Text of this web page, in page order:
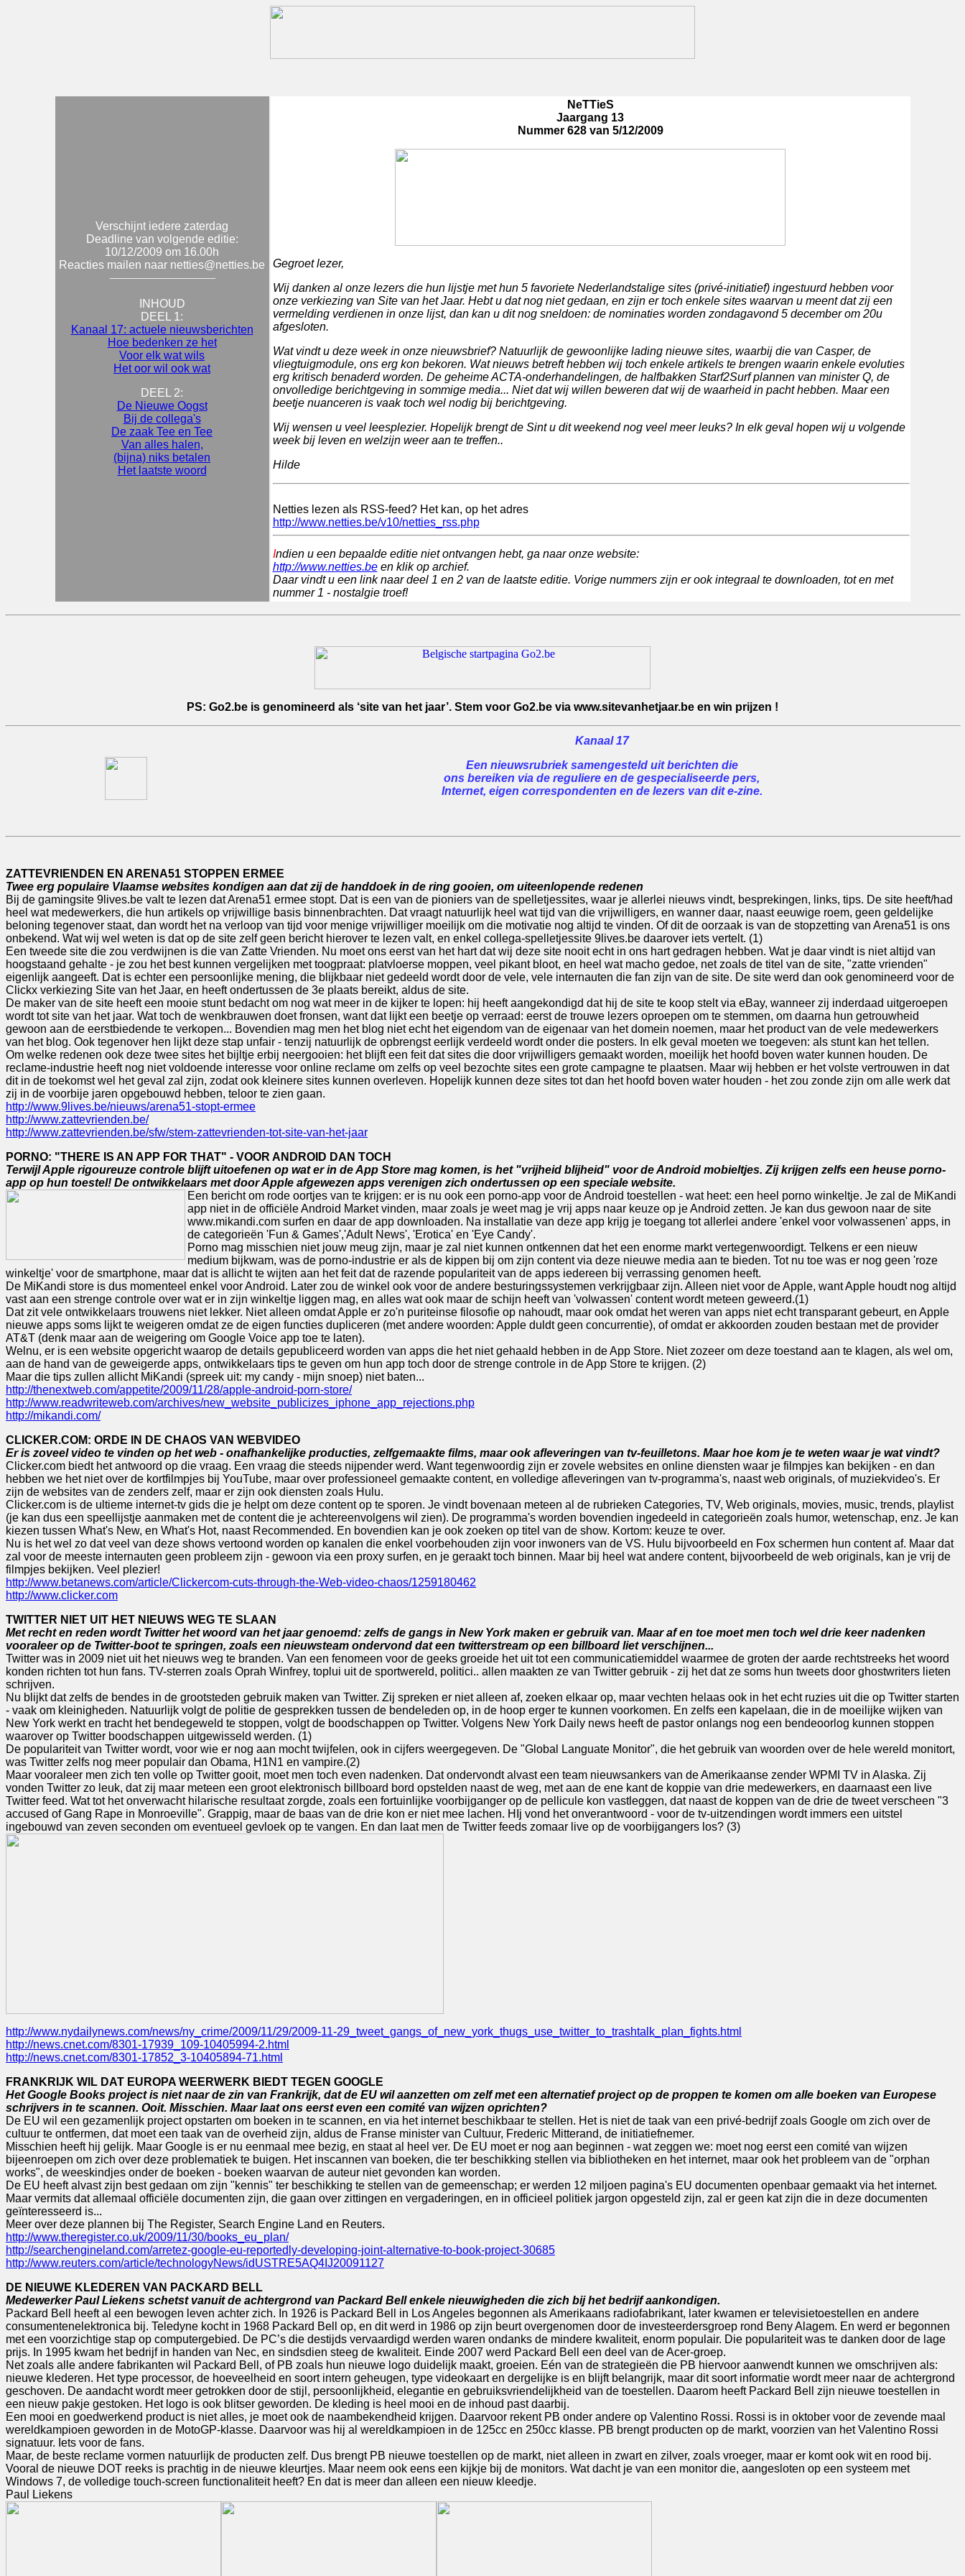
Verschijnt iedere zaterdag
Deadline van volgende editie:
10/12/2009 om 16.00h
Reacties mailen naar netties@netties.be
INHOUD
DEEL 1:
Kanaal 17: actuele nieuwsberichten
Hoe bedenken ze het
Voor elk wat wils
Het oor wil ook wat
DEEL 2:
De Nieuwe Oogst
Bij de collega's
De zaak Tee en Tee
Van alles halen,
(bijna) niks betalen
Het laatste woord
NeTTieS
Jaargang 13
Nummer 628 van 5/12/2009
Gegroet lezer,
Wij danken al onze lezers die hun lijstje met hun 5 favoriete Nederlandstalige sites (privé-initiatief) ingestuurd hebben voor
onze verkiezing van Site van het Jaar. Hebt u dat nog niet gedaan, en zijn er toch enkele sites waarvan u meent dat zij een
vermelding verdienen in onze lijst, dan kan u dit nog sneldoen: de nominaties worden zondagavond 5 december om 20u
afgesloten.
Wat vindt u deze week in onze nieuwsbrief? Natuurlijk de gewoonlijke lading nieuwe sites, waarbij die van Casper, de
vliegtuigmodule, ons erg kon bekoren. Wat nieuws betreft hebben wij toch enkele artikels te brengen waarin enkele evoluties
erg kritisch benaderd worden. De geheime ACTA-onderhandelingen, de halfbakken Starf2Surf plannen van minister Q, de
onvolledige berichtgeving in sommige media... Niet dat wij willen beweren dat wij de waarheid in pacht hebben. Maar een
beetje nuanceren is vaak toch wel nodig bij berichtgeving.
Wij wensen u veel leesplezier. Hopelijk brengt de Sint u dit weekend nog veel meer leuks? In elk geval hopen wij u volgende
week bij leven en welzijn weer aan te treffen..
Hilde
Netties lezen als RSS-feed? Het kan, op het adres
http://www.netties.be/v10/netties_rss.php
Indien u een bepaalde editie niet ontvangen hebt, ga naar onze website:
http://www.netties.been klik op archief.
Daar vindt u een link naar deel 1 en 2 van de laatste editie. Vorige nummers zijn er ook integraal te downloaden, tot en met
nummer 1 - nostalgie troef!
PS: Go2.be is genomineerd als ‘site van het jaar’. Stem voor Go2.be via www.sitevanhetjaar.be en win prijzen !
Kanaal 17
Een nieuwsrubriek samengesteld uit berichten die
ons bereiken via de reguliere en de gespecialiseerde pers,
Internet, eigen correspondenten en de lezers van dit e-zine.
ZATTEVRIENDEN EN ARENA51 STOPPEN ERMEE
Twee erg populaire Vlaamse websites kondigen aan dat zij de handdoek in de ring gooien, om uiteenlopende redenen
Bij de gamingsite 9lives.be valt te lezen dat Arena51 ermee stopt. Dat is een van de pioniers van de spelletjessites, waar je allerlei nieuws vindt, besprekingen, links, tips. De site heeft/had
heel wat medewerkers, die hun artikels op vrijwillige basis binnenbrachten. Dat vraagt natuurlijk heel wat tijd van die vrijwilligers, en wanner daar, naast eeuwige roem, geen geldelijke
beloning tegenover staat, dan wordt het na verloop van tijd voor menige vrijwilliger moeilijk om die motivatie nog altijd te vinden. Of dit de oorzaak is van de stopzetting van Arena51 is ons
onbekend. Wat wij wel weten is dat op de site zelf geen bericht hierover te lezen valt, en enkel collega-spelletjessite 9lives.be daarover iets vertelt. (1)
Een tweede site die zou verdwijnen is die van Zatte Vrienden. Nu moet ons eerst van het hart dat wij deze site nooit echt in ons hart gedragen hebben. Wat je daar vindt is niet altijd van
hoogstaand gehalte - je zou het best kunnen vergelijken met toogpraat: platvloerse moppen, veel pikant bloot, en heel wat macho gedoe, net zoals de titel van de site, "zatte vrienden"
eigenlijk aangeeft. Dat is echter een persoonlijke mening, die blijkbaar niet gedeeld wordt door de vele, vele internauten die fan zijn van de site. De site werd dan ook genomineerd voor de
Clickx verkiezing Site van het Jaar, en heeft ondertussen de 3e plaats bereikt, aldus de site.
De maker van de site heeft een mooie stunt bedacht om nog wat meer in de kijker te lopen: hij heeft aangekondigd dat hij de site te koop stelt via eBay, wanneer zij inderdaad uitgeroepen
wordt tot site van het jaar. Wat toch de wenkbrauwen doet fronsen, want dat lijkt een beetje op verraad: eerst de trouwe lezers oproepen om te stemmen, om daarna hun getrouwheid
gewoon aan de eerstbiedende te verkopen... Bovendien mag men het blog niet echt het eigendom van de eigenaar van het domein noemen, maar het product van de vele medewerkers
van het blog. Ook tegenover hen lijkt deze stap unfair - tenzij natuurlijk de opbrengst eerlijk verdeeld wordt onder die posters. In elk geval moeten we toegeven: als stunt kan het tellen.
Om welke redenen ook deze twee sites het bijltje erbij neergooien: het blijft een feit dat sites die door vrijwilligers gemaakt worden, moeilijk het hoofd boven water kunnen houden. De
reclame-industrie heeft nog niet voldoende interesse voor online reclame om zelfs op veel bezochte sites een grote campagne te plaatsen. Maar wij hebben er het volste vertrouwen in dat
dit in de toekomst wel het geval zal zijn, zodat ook kleinere sites kunnen overleven. Hopelijk kunnen deze sites tot dan het hoofd boven water houden - het zou zonde zijn om alle werk dat
zij in de voorbije jaren opgebouwd hebben, teloor te zien gaan.
http://www.9lives.be/nieuws/arena51-stopt-ermee
http://www.zattevrienden.be/
http://www.zattevrienden.be/sfw/stem-zattevrienden-tot-site-van-het-jaar
PORNO: "THERE IS AN APP FOR THAT" - VOOR ANDROID DAN TOCH
Terwijl Apple rigoureuze controle blijft uitoefenen op wat er in de App Store mag komen, is het "vrijheid blijheid" voor de Android mobieltjes. Zij krijgen zelfs een heuse porno-
app op hun toestel! De ontwikkelaars met door Apple afgewezen apps verenigen zich ondertussen op een speciale website.
Een bericht om rode oortjes van te krijgen: er is nu ook een porno-app voor de Android toestellen - wat heet: een heel porno winkeltje. Je zal de MiKandi
app niet in de officiële Android Market vinden, maar zoals je weet mag je vrij apps naar keuze op je Android zetten. Je kan dus gewoon naar de site
www.mikandi.com surfen en daar de app downloaden. Na installatie van deze app krijg je toegang tot allerlei andere 'enkel voor volwassenen' apps, in
de categorieën 'Fun & Games','Adult News', 'Erotica' en 'Eye Candy'.
Porno mag misschien niet jouw meug zijn, maar je zal niet kunnen ontkennen dat het een enorme markt vertegenwoordigt. Telkens er een nieuw
medium bijkwam, was de porno-industrie er als de kippen bij om zijn content via deze nieuwe media aan te bieden. Tot nu toe was er nog geen 'roze
winkeltje' voor de smartphone, maar dat is allicht te wijten aan het feit dat de razende populariteit van de apps iedereen bij verrassing genomen heeft.
De MiKandi store is dus momenteel enkel voor Android. Later zou de winkel ook voor de andere besturingssystemen verkrijgbaar zijn. Alleen niet voor de Apple, want Apple houdt nog altijd
vast aan een strenge controle over wat er in zijn winkeltje liggen mag, en alles wat ook maar de schijn heeft van 'volwassen' content wordt meteen geweerd.(1)
Dat zit vele ontwikkelaars trouwens niet lekker. Niet alleen omdat Apple er zo'n puriteinse filosofie op nahoudt, maar ook omdat het weren van apps niet echt transparant gebeurt, en Apple
nieuwe apps soms lijkt te weigeren omdat ze de eigen functies dupliceren (met andere woorden: Apple duldt geen concurrentie), of omdat er akkoorden zouden bestaan met de provider
AT&T (denk maar aan de weigering om Google Voice app toe te laten).
Welnu, er is een website opgericht waarop de details gepubliceerd worden van apps die het niet gehaald hebben in de App Store. Niet zozeer om deze toestand aan te klagen, als wel om,
aan de hand van de geweigerde apps, ontwikkelaars tips te geven om hun app toch door de strenge controle in de App Store te krijgen. (2)
Maar die tips zullen allicht MiKandi (spreek uit: my candy - mijn snoep) niet baten...
http://thenextweb.com/appetite/2009/11/28/apple-android-porn-store/
http://www.readwriteweb.com/archives/new_website_publicizes_iphone_app_rejections.php
http://mikandi.com/
CLICKER.COM: ORDE IN DE CHAOS VAN WEBVIDEO
Er is zoveel video te vinden op het web - onafhankelijke producties, zelfgemaakte films, maar ook afleveringen van tv-feuilletons. Maar hoe kom je te weten waar je wat vindt?
Clicker.com biedt het antwoord op die vraag. Een vraag die steeds nijpender werd. Want tegenwoordig zijn er zovele websites en online diensten waar je filmpjes kan bekijken - en dan
hebben we het niet over de kortfilmpjes bij YouTube, maar over professioneel gemaakte content, en volledige afleveringen van tv-programma's, naast web originals, of muziekvideo's. Er
zijn de websites van de zenders zelf, maar er zijn ook diensten zoals Hulu.
Clicker.com is de ultieme internet-tv gids die je helpt om deze content op te sporen. Je vindt bovenaan meteen al de rubrieken Categories, TV, Web originals, movies, music, trends, playlist
(je kan dus een speellijstje aanmaken met de content die je achtereenvolgens wil zien). De programma's worden bovendien ingedeeld in categorieën zoals humor, wetenschap, enz. Je kan
kiezen tussen What's New, en What's Hot, naast Recommended. En bovendien kan je ook zoeken op titel van de show. Kortom: keuze te over.
Nu is het wel zo dat veel van deze shows vertoond worden op kanalen die enkel voorbehouden zijn voor inwoners van de VS. Hulu bijvoorbeeld en Fox schermen hun content af. Maar dat
zal voor de meeste internauten geen probleem zijn - gewoon via een proxy surfen, en je geraakt toch binnen. Maar bij heel wat andere content, bijvoorbeeld de web originals, kan je vrij de
filmpjes bekijken. Veel plezier!
http://www.betanews.com/article/Clickercom-cuts-through-the-Web-video-chaos/1259180462
http://www.clicker.com
TWITTER NIET UIT HET NIEUWS WEG TE SLAAN
Met recht en reden wordt Twitter het woord van het jaar genoemd: zelfs de gangs in New York maken er gebruik van. Maar af en toe moet men toch wel drie keer nadenken
vooraleer op de Twitter-boot te springen, zoals een nieuwsteam ondervond dat een twitterstream op een billboard liet verschijnen...
Twitter was in 2009 niet uit het nieuws weg te branden. Van een fenomeen voor de geeks groeide het uit tot een communicatiemiddel waarmee de groten der aarde rechtstreeks het woord
konden richten tot hun fans. TV-sterren zoals Oprah Winfrey, toplui uit de sportwereld, politici.. allen maakten ze van Twitter gebruik - zij het dat ze soms hun tweets door ghostwriters lieten
schrijven.
Nu blijkt dat zelfs de bendes in de grootsteden gebruik maken van Twitter. Zij spreken er niet alleen af, zoeken elkaar op, maar vechten helaas ook in het echt ruzies uit die op Twitter starten
- vaak om kleinigheden. Natuurlijk volgt de politie de gesprekken tussen de bendeleden op, in de hoop erger te kunnen voorkomen. En zelfs een kapelaan, die in de moeilijke wijken van
New York werkt en tracht het bendegeweld te stoppen, volgt de boodschappen op Twitter. Volgens New York Daily news heeft de pastor onlangs nog een bendeoorlog kunnen stoppen
waarover op Twitter boodschappen uitgewisseld werden. (1)
De populariteit van Twitter wordt, voor wie er nog aan mocht twijfelen, ook in cijfers weergegeven. De "Global Languate Monitor", die het gebruik van woorden over de hele wereld monitort,
was Twitter zelfs nog meer populair dan Obama, H1N1 en vampire.(2)
Maar vooraleer men zich ten volle op Twitter gooit, moet men toch even nadenken. Dat ondervondt alvast een team nieuwsankers van de Amerikaanse zender WPMI TV in Alaska. Zij
vonden Twitter zo leuk, dat zij maar meteen een groot elektronisch billboard bord opstelden naast de weg, met aan de ene kant de koppie van drie medewerkers, en daarnaast een live
Twitter feed. Wat tot het onverwacht hilarische resultaat zorgde, zoals een fortuinlijke voorbijganger op de pellicule kon vastleggen, dat naast de koppen van de drie de tweet verscheen "3
accused of Gang Rape in Monroeville". Grappig, maar de baas van de drie kon er niet mee lachen. HIj vond het onverantwoord - voor de tv-uitzendingen wordt immers een uitstel
ingebouwd van zeven seconden om eventueel gevloek op te vangen. En dan laat men de Twitter feeds zomaar live op de voorbijgangers los? (3)
http://www.nydailynews.com/news/ny_crime/2009/11/29/2009-11-29_tweet_gangs_of_new_york_thugs_use_twitter_to_trashtalk_plan_fights.html
http://news.cnet.com/8301-17939_109-10405994-2.html
http://news.cnet.com/8301-17852_3-10405894-71.html
FRANKRIJK WIL DAT EUROPA WEERWERK BIEDT TEGEN GOOGLE
Het Google Books project is niet naar de zin van Frankrijk, dat de EU wil aanzetten om zelf met een alternatief project op de proppen te komen om alle boeken van Europese
schrijvers in te scannen. Ooit. Misschien. Maar laat ons eerst even een comité van wijzen oprichten?
De EU wil een gezamenlijk project opstarten om boeken in te scannen, en via het internet beschikbaar te stellen. Het is niet de taak van een privé-bedrijf zoals Google om zich over de
cultuur te ontfermen, dat moet een taak van de overheid zijn, aldus de Franse minister van Cultuur, Frederic Mitterand, de initiatiefnemer.
Misschien heeft hij gelijk. Maar Google is er nu eenmaal mee bezig, en staat al heel ver. De EU moet er nog aan beginnen - wat zeggen we: moet nog eerst een comité van wijzen
bijeenroepen om zich over deze problematiek te buigen. Het inscannen van boeken, die ter beschikking stellen via bibliotheken en het internet, maar ook het probleem van de "orphan
works", de weeskindjes onder de boeken - boeken waarvan de auteur niet gevonden kan worden.
De EU heeft alvast zijn best gedaan om zijn "kennis" ter beschikking te stellen van de gemeenschap; er werden 12 miljoen pagina's EU documenten openbaar gemaakt via het internet.
Maar vermits dat allemaal officiële documenten zijn, die gaan over zittingen en vergaderingen, en in officieel politiek jargon opgesteld zijn, zal er geen kat zijn die in deze documenten
geïnteresseerd is...
Meer over deze plannen bij The Register, Search Engine Land en Reuters.
http://www.theregister.co.uk/2009/11/30/books_eu_plan/
http://searchengineland.com/arretez-google-eu-reportedly-developing-joint-alternative-to-book-project-30685
http://www.reuters.com/article/technologyNews/idUSTRE5AQ4IJ20091127
DE NIEUWE KLEDEREN VAN PACKARD BELL
Medewerker Paul Liekens schetst vanuit de achtergrond van Packard Bell enkele nieuwigheden die zich bij het bedrijf aankondigen.
Packard Bell heeft al een bewogen leven achter zich. In 1926 is Packard Bell in Los Angeles begonnen als Amerikaans radiofabrikant, later kwamen er televisietoestellen en andere
consumentenelektronica bij. Teledyne kocht in 1968 Packard Bell op, en dit werd in 1986 op zijn beurt overgenomen door de investeerdersgroep rond Beny Alagem. En werd er begonnen
met een voorzichtige stap op computergebied. De PC’s die destijds vervaardigd werden waren ondanks de mindere kwaliteit, enorm populair. Die populariteit was te danken door de lage
prijs. In 1995 kwam het bedrijf in handen van Nec, en sindsdien steeg de kwaliteit. Einde 2007 werd Packard Bell een deel van de Acer-groep.
Net zoals alle andere fabrikanten wil Packard Bell, of PB zoals hun nieuwe logo duidelijk maakt, groeien. Eén van de strategieën die PB hiervoor aanwendt kunnen we omschrijven als:
nieuwe klederen. Het type processor, de hoeveelheid en soort intern geheugen, type videokaart en dergelijke is en blijft belangrijk, maar dit soort informatie wordt meer naar de achtergrond
geschoven. De aandacht wordt meer getrokken door de stijl, persoonlijkheid, elegantie en gebruiksvriendelijkheid van de toestellen. Daarom heeft Packard Bell zijn nieuwe toestellen in
een nieuw pakje gestoken. Het logo is ook blitser geworden. De kleding is heel mooi en de inhoud past daarbij.
Een mooi en goedwerkend product is niet alles, je moet ook de naambekendheid krijgen. Daarvoor rekent PB onder andere op Valentino Rossi. Rossi is in oktober voor de zevende maal
wereldkampioen geworden in de MotoGP-klasse. Daarvoor was hij al wereldkampioen in de 125cc en 250cc klasse. PB brengt producten op de markt, voorzien van het Valentino Rossi
signatuur. Iets voor de fans.
Maar, de beste reclame vormen natuurlijk de producten zelf. Dus brengt PB nieuwe toestellen op de markt, niet alleen in zwart en zilver, zoals vroeger, maar er komt ook wit en rood bij.
Vooral de nieuwe DOT reeks is prachtig in de nieuwe kleurtjes. Maar neem ook eens een kijkje bij de monitors. Wat dacht je van een monitor die, aangesloten op een systeem met
Windows 7, de volledige touch-screen functionaliteit heeft? En dat is meer dan alleen een nieuw kleedje.
Paul Liekens